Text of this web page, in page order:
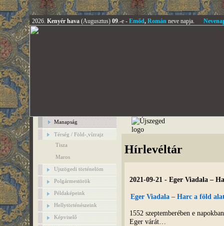
2026. Kenyér hava (Augusztus) 09.-e - Emőd, Románneve napja.
Manapság
Térség / Föld-,vízrajz
Tisza
Maros
Ujszögedi történelöm
Polgármestörök
Példaképeink
Hellytörténészeink
Képviselő
Hírlevéltár
2021-09-21 - Eger Viadala –
Eger Viadala – Harc a föld
1552 szeptemberében e
Eger várát…